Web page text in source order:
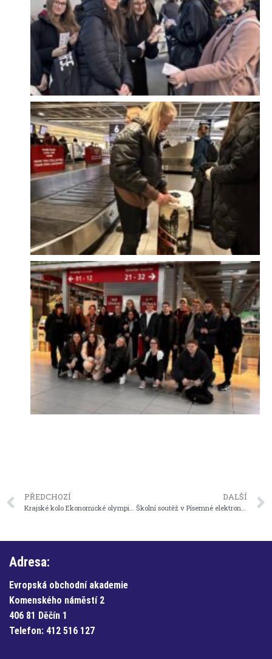
PŘEDCHOZÍ
Krajské kolo Ekonomické olympiády
DALŠÍ
Školní soutěž v Písemné elektronické komunikaci
Adresa:
Evropská obchodní akademie
Komenského náměstí 2
406 81 Děčín 1
Telefon: 412 516 127